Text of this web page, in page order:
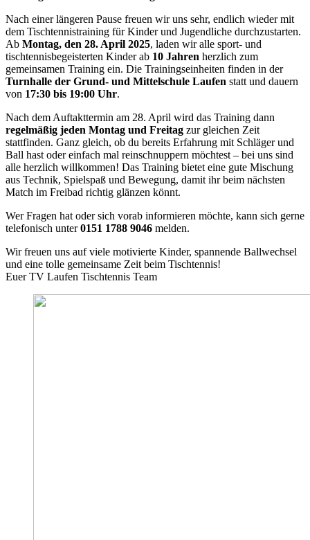
Nach einer längeren Pause freuen wir uns sehr, endlich wieder mit
dem Tischtennistraining für Kinder und Jugendliche durchzustarten.
Ab Montag, den 28. April 2025, laden wir alle sport- und
tischtennisbegeisterten Kinder ab 10 Jahren herzlich zum
gemeinsamen Training ein. Die Trainingseinheiten finden in der
Turnhalle der Grund- und Mittelschule Laufen statt und dauern
von 17:30 bis 19:00 Uhr.
Nach dem Auftakttermin am 28. April wird das Training dann
regelmäßig jeden Montag und Freitag zur gleichen Zeit
stattfinden. Ganz gleich, ob du bereits Erfahrung mit Schläger und
Ball hast oder einfach mal reinschnuppern möchtest – bei uns sind
alle herzlich willkommen! Das Training bietet eine gute Mischung
aus Technik, Spielspaß und Bewegung, damit ihr beim nächsten
Match im Freibad richtig glänzen könnt.
Wer Fragen hat oder sich vorab informieren möchte, kann sich gerne
telefonisch unter0151 1788 9046 melden.
Wir freuen uns auf viele motivierte Kinder, spannende Ballwechsel
und eine tolle gemeinsame Zeit beim Tischtennis!
Euer TV Laufen Tischtennis Team